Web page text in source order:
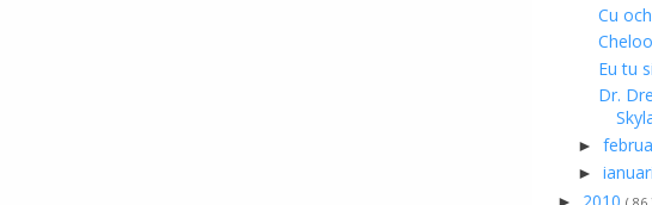
Cu
Eu tu
Dr.
►
►
► 2010 ( 86